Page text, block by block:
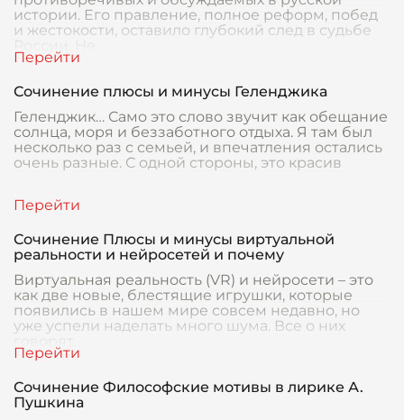
истории. Его правление, полное реформ, побед
и жестокости, оставило глубокий след в судьбе
России. Не
Сочинение плюсы и минусы Геленджика
Геленджик… Само это слово звучит как обещание
солнца, моря и беззаботного отдыха. Я там был
несколько раз с семьей, и впечатления остались
очень разные. С одной стороны, это красив
Сочинение Плюсы и минусы виртуальной
реальности и нейросетей и почему
Виртуальная реальность (VR) и нейросети – это
как две новые, блестящие игрушки, которые
появились в нашем мире совсем недавно, но
уже успели наделать много шума. Все о них
Сочинение Философские мотивы в лирике А.
Пушкина